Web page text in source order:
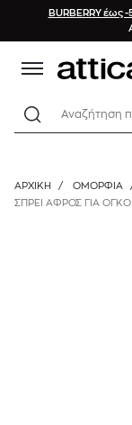
BURBERRY έως
Αναζήτηση
ΑΡΧΙΚΉ / ΟΜΟΡΦΙΑ
ΣΠΡΕΙ ΑΦΡΟΣ ΓΙΑ ΌΓΚΟ